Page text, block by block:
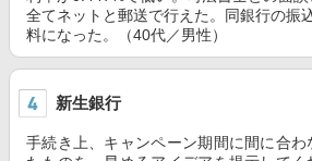
全てネットと郵送で行えた。同銀行の振
料になった。（40代／男性）
新生銀行
手続き上、キャンペーン期間に間に合わ